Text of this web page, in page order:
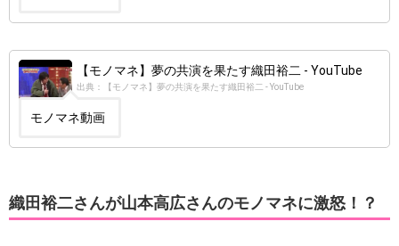
【モノマネ】夢の共演を果たす織田裕二 - YouTube
出典：【モノマネ】夢の共演を果たす織田裕二 - YouTube
モノマネ動画
織田裕二さんが山本高広さんのモノマネに激怒！？